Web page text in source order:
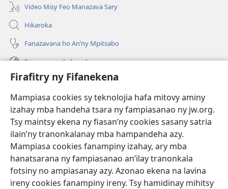
Firafitry ny Fifanekena
Mampiasa cookies sy teknolojia hafa mitovy aminy
izahay mba handeha tsara ny fampiasanao ny jw.org.
Tsy maintsy ekena ny fiasan’ny cookies sasany satria
ilain’ny tranonkalanay mba hampandeha azy.
Mampiasa cookies fanampiny izahay, ary mba
hanatsarana ny fampiasanao an’ilay tranonkala
fotsiny no ampiasanay azy. Azonao ekena na lavina
ireny cookies fanampiny ireny. Tsy hamidinay mihitsy
Video Misy Feo Manazava Sary
Hikaroka
Fanazavana ho An’ny Mpitsabo
Fanazavana Ankapobeny
Fanampiana
Fanomezana
(manokatra
rohy)
FITEHIRIZAM-BOKIN’NY Vavolombelon’i Jehovah
(manokatra
rohy)
JW Hub
(manokatra
rohy)
JW Library